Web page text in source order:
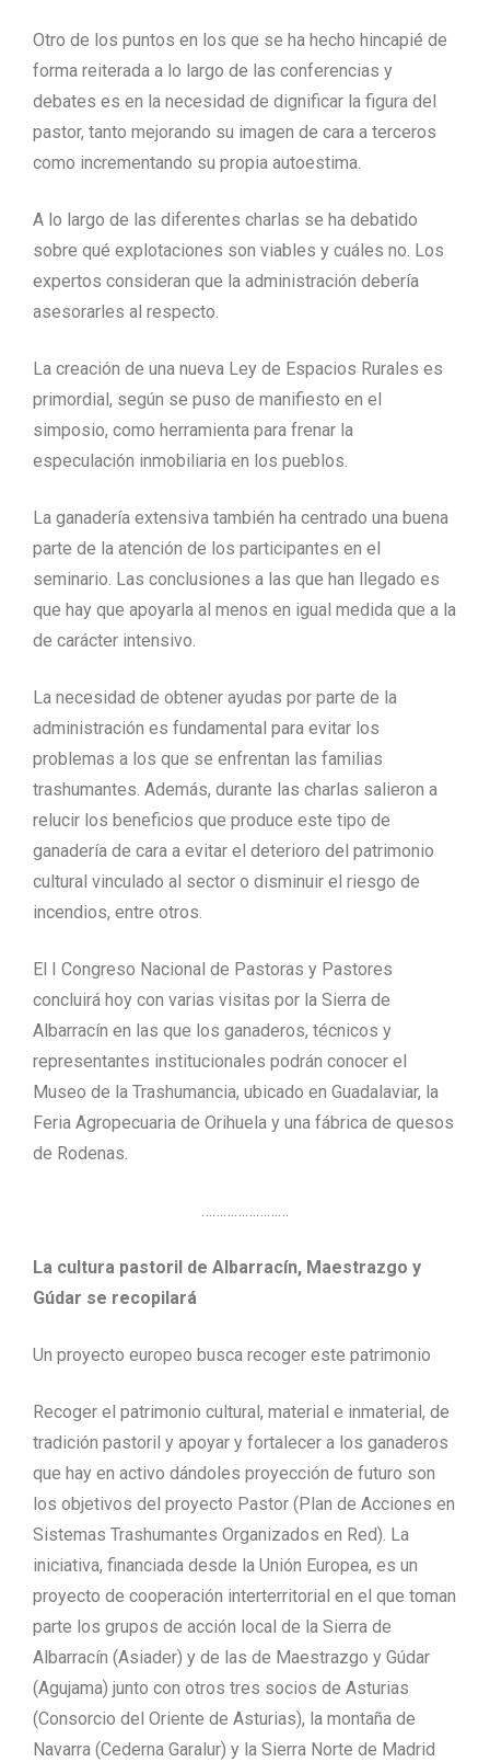
Otro de los puntos en los que se ha hecho hincapié de
forma reiterada a lo largo de las conferencias y
debates es en la necesidad de dignificar la figura del
pastor, tanto mejorando su imagen de cara a terceros
como incrementando su propia autoestima.
A lo largo de las diferentes charlas se ha debatido
sobre qué explotaciones son viables y cuáles no. Los
expertos consideran que la administración debería
asesorarles al respecto.
La creación de una nueva Ley de Espacios Rurales es
primordial, según se puso de manifiesto en el
simposio, como herramienta para frenar la
especulación inmobiliaria en los pueblos.
La ganadería extensiva también ha centrado una buena
parte de la atención de los participantes en el
seminario. Las conclusiones a las que han llegado es
que hay que apoyarla al menos en igual medida que a la
de carácter intensivo.
La necesidad de obtener ayudas por parte de la
administración es fundamental para evitar los
problemas a los que se enfrentan las familias
trashumantes. Además, durante las charlas salieron a
relucir los beneficios que produce este tipo de
ganadería de cara a evitar el deterioro del patrimonio
cultural vinculado al sector o disminuir el riesgo de
incendios, entre otros.
El I Congreso Nacional de Pastoras y Pastores
concluirá hoy con varias visitas por la Sierra de
Albarracín en las que los ganaderos, técnicos y
representantes institucionales podrán conocer el
Museo de la Trashumancia, ubicado en Guadalaviar, la
Feria Agropecuaria de Orihuela y una fábrica de quesos
de Rodenas.
……………………
La cultura pastoril de Albarracín, Maestrazgo y
Gúdar se recopilará
Un proyecto europeo busca recoger este patrimonio
Recoger el patrimonio cultural, material e inmaterial, de
tradición pastoril y apoyar y fortalecer a los ganaderos
que hay en activo dándoles proyección de futuro son
los objetivos del proyecto Pastor (Plan de Acciones en
Sistemas Trashumantes Organizados en Red). La
iniciativa, financiada desde la Unión Europea, es un
proyecto de cooperación interterritorial en el que toman
parte los grupos de acción local de la Sierra de
Albarracín (Asiader) y de las de Maestrazgo y Gúdar
(Agujama) junto con otros tres socios de Asturias
(Consorcio del Oriente de Asturias), la montaña de
Navarra (Cederna Garalur) y la Sierra Norte de Madrid